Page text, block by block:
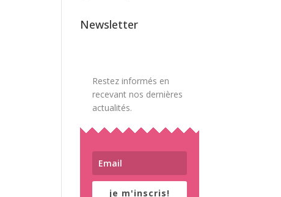
Newsletter
Restez informés en
recevant nos dernières
actualités.
je m'inscris!